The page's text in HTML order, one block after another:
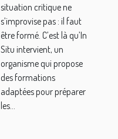
situation critique ne
s’improvise pas : il faut
être formé. C’est là qu’In
Situ intervient, un
organisme qui propose
des formations
adaptées pour préparer
les...